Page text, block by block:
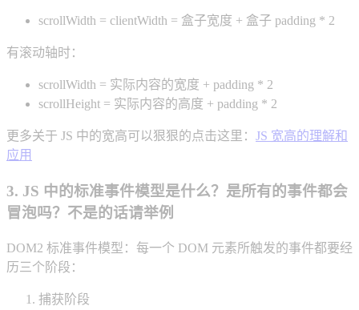
scrollWidth = clientWidth = 盒子宽度 + 盒子 padding * 2
有滚动轴时：
scrollWidth = 实际内容的宽度 + padding * 2
scrollHeight = 实际内容的高度 + padding * 2
更多关于 JS 中的宽高可以狠狠的点击这里： JS 宽高的理解和
应用
3. JS 中的标准事件模型是什么？是所有的事件都会
冒泡吗？不是的话请举例
DOM2 标准事件模型：每一个 DOM 元素所触发的事件都要经
历三个阶段：
捕获阶段